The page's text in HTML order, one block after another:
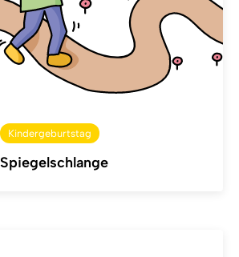
Kindergeburtstag
Spiegelschlange